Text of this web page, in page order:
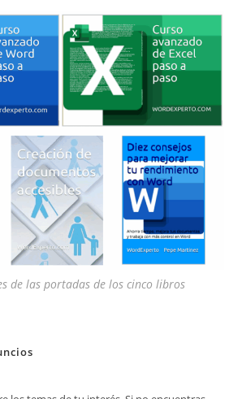
de las portadas de los cinco libros